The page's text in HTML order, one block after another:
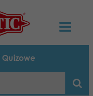
Quizowe